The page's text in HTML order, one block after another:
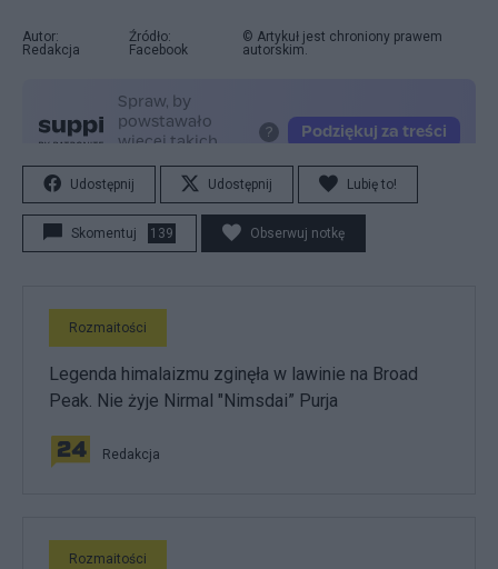
Autor:
Redakcja
Źródło:
Facebook
© Artykuł jest chroniony prawem
autorskim.
Udostępnij Udostępnij Lubię to!
Skomentuj 139 Obserwuj notkę
Rozmaitości
Legenda himalaizmu zginęła w lawinie na Broad
Peak. Nie żyje Nirmal "Nimsdai” Purja
Redakcja
Rozmaitości